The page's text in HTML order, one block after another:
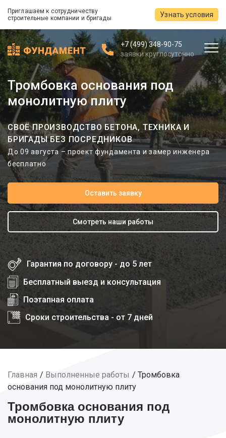
Приглашаем к сотрудничеству
строительные компании и бригады
Узнать условия
+7 (499) 348-90-75
заявки круглосуточно
Тромбовка основания под
монолитную плиту
СВОЁ ПРОИЗВОДСТВО БЕТОНА, ТЕХНИКА И
БРИГАДЫ БЕЗ ПОСРЕДНИКОВ
До 09 августа – проект фундамента и замер инженера
бесплатно
Оставить заявку
Смотреть наши работы
Гарантия по договору - до 5 лет
Бесплатный выезд и консультация
Поэтапная оплата
Сроки строительства - от 7 дней
Главная Выполненные работы
Тромбовка
основания под монолитную плиту
Тромбовка основания под
монолитную плиту